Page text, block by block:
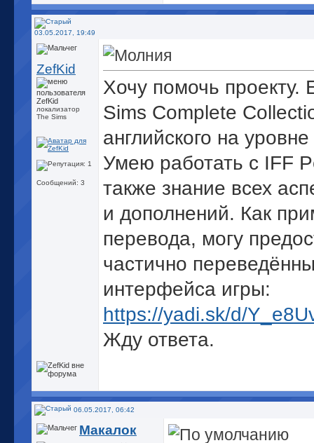
03.05.2017, 19:49
ZefKid
локализатор
The Sims
Сообщений: 3
Хочу помочь проекту.
Sims Complete
английского на
Умею работать с IFF
также знание всех
и дополнений. Как
перевода, могу
частично
интерфейса игры:
https://yadi.sk/d/
Жду ответа.
06.05.2017, 06:42
Макалок